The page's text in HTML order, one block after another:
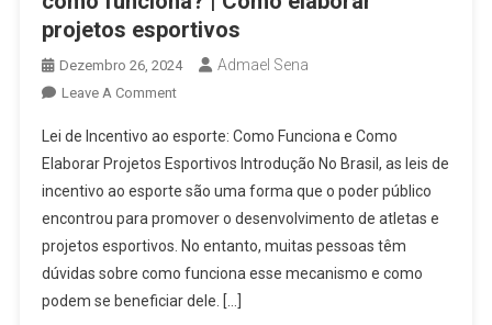
projetos esportivos
Dezembro 26, 2024 Admael Sena
Leave A CommentOn
De
Incentivo
Ao
Esporte:
O
Que
É
Lei de Incentivo ao esporte: Como Funciona e Como
Elaborar Projetos Esportivos Introdução No Brasil, as leis de
incentivo ao esporte são uma forma que o poder público
encontrou para promover o desenvolvimento de atletas e
projetos esportivos. No entanto, muitas pessoas têm
dúvidas sobre como funciona esse mecanismo e como
podem se beneficiar dele. […]